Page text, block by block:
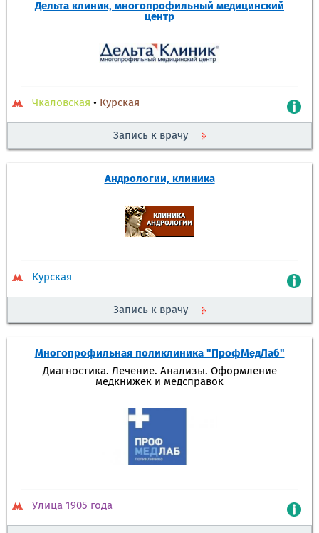
Дельта клиник, многопрофильный медицинский
центр
Чкаловская • Курская
Запись к врачу
Андрологии, клиника
Курская
Запись к врачу
Многопрофильная поликлиника "ПрофМедЛаб"
Диагностика. Лечение. Анализы. Оформление
медкнижек и медсправок
Улица 1905 года